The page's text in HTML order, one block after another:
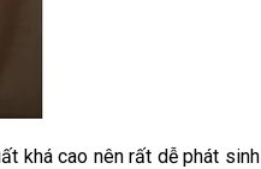
khá cao nên rất dễ phát sinh